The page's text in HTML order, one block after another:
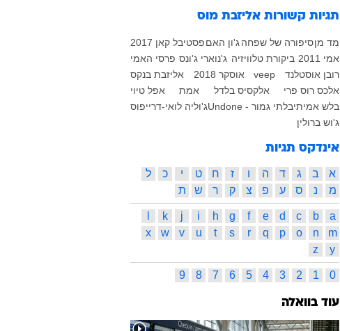
תגיות קשורות אליזבת מוס
מד מןסיפורה של שפחהג'ון האםפסטיבל קאן 2017
אמי 2011
ביקורת טלוויזיה ג'נוארי ג'ונס פרסי האמי
רובן אוסטלנד
veep אוסקר 2018
אליזבת בנקס
אלכס רוס פרי
אלקסיס בלדל אמת
אפל טיוי
בלש אמיתיבלתי גמור - Undone
ג'וליה לואי-דרייפוס
ג'וש ברולין
אינדקס תגיות
א ב ג ד ה ו ז ח ט י כ
ל
מ
נ ס ע פ צ ק ר ש ת
a
b
c
d
e
f
g
h
i
j
k
m
n
o
p
q
r
s
t
u
v
w
x
y
z
0
1
2
3
4
5
6
7
8
9
עוד בוואלה